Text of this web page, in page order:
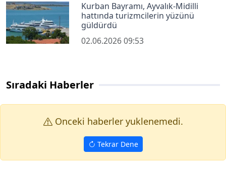
Kurban Bayramı, Ayvalık-Midilli
hattında turizmcilerin yüzünü
güldürdü
02.06.2026 09:53
Sıradaki Haberler
Onceki haberler yuklenemedi.
Tekrar Dene